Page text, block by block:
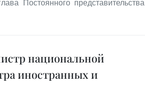
Постоянного представительства
национальной
иностранных и